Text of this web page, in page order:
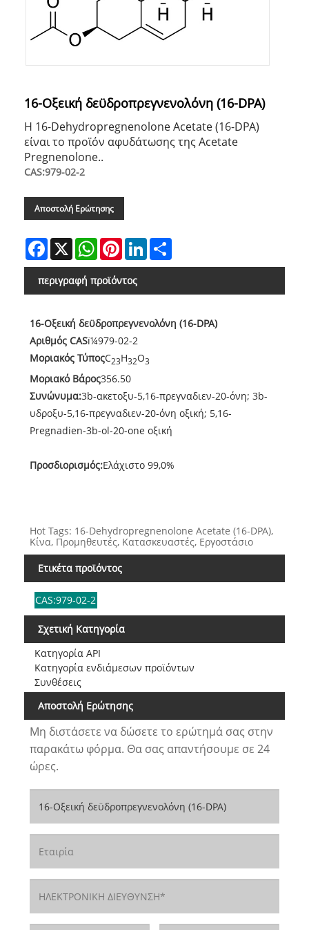
16-Οξεική δεϋδροπρεγνενολόνη (16-DPA)
Η 16-Dehydropregnenolone Acetate (16-DPA)
είναι το προϊόν αφυδάτωσης της Acetate
Pregnenolone..
CAS:979-02-2
Αποστολή Ερώτησης
Facebook
X WhatsAppPinterestLinkedIn
περιγραφή προϊόντος
16-Οξεική δεϋδροπρεγνενολόνη (16-DPA)
Αριθμός CASï¼979-02-2
Μοριακός ΤύποςC23H32O3
Μοριακό Βάρος356.50
Συνώνυμα:3b-ακετοξυ-5,16-πρεγναδιεν-20-όνη; 3b-
υδροξυ-5,16-πρεγναδιεν-20-όνη οξική; 5,16-
Pregnadien-3b-ol-20-one οξική
Προσδιορισμός:Ελάχιστο 99,0%
Hot Tags: 16-Dehydropregnenolone Acetate (16-DPA),
Κίνα, Προμηθευτές, Κατασκευαστές, Εργοστάσιο
Ετικέτα προϊόντος
CAS:979-02-2
Σχετική Κατηγορία
Κατηγορία API
Κατηγορία ενδιάμεσων προϊόντων
Συνθέσεις
Αποστολή Ερώτησης
Μη διστάσετε να δώσετε το ερώτημά σας στην
παρακάτω φόρμα. Θα σας απαντήσουμε σε 24
ώρες.